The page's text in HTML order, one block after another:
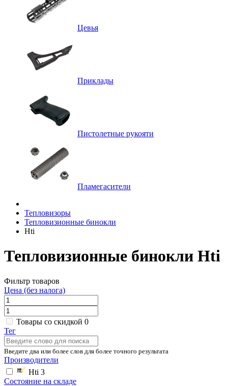
Цевья
Приклады
Пистолетные рукояти
Пламегасители
Тепловизоры
Тепловизионные бинокли
Hti
Тепловизионные бинокли Hti
Фильтр товаров
Цена (без налога)
Товары со скидкой 0
Тег
Введите два или более слов для более точного результата
Производители
Hti 3
Состояние на складе